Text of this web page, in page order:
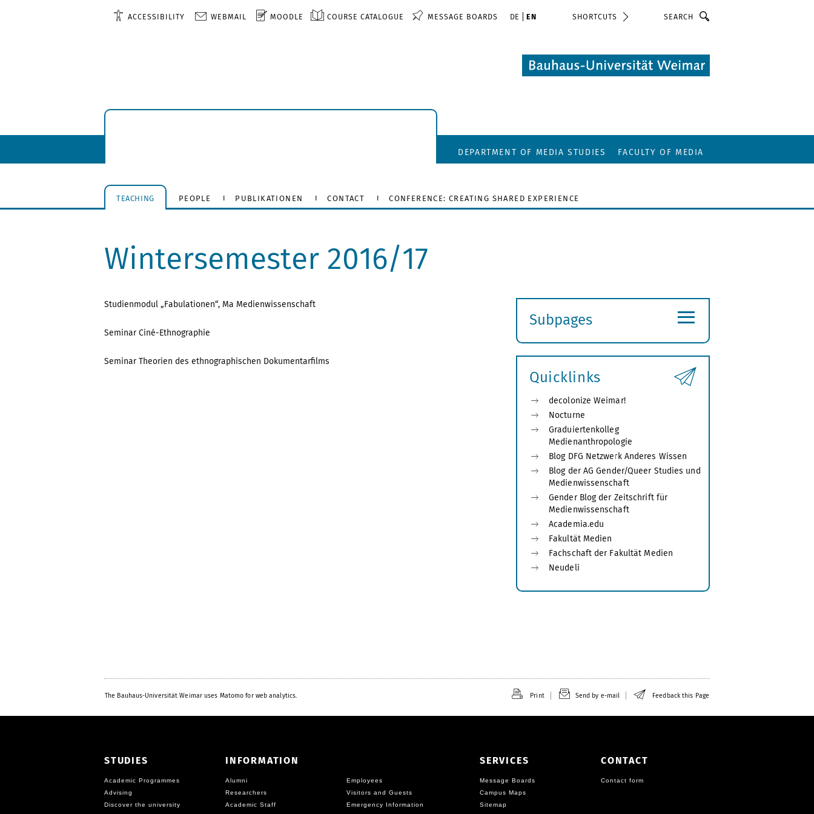
ACCESSIBILITY WEBMAIL MOODLE COURSE CATALOGUE MESSAGE BOARDS DE EN SHORTCUTS
DEPARTMENT OF MEDIA STUDIES FACULTY OF MEDIA
TEACHING PEOPLE PUBLIKATIONEN CONTACT CONFERENCE: CREATING SHARED EXPERIENCE
Wintersemester 2016/17
Studienmodul „Fabulationen“, Ma Medienwissenschaft
Seminar Ciné-Ethnographie
Seminar Theorien des ethnographischen Dokumentarfilms
Subpages
submenu
≡
Quicklinks
decolonize Weimar!
Nocturne
Graduiertenkolleg
Medienanthropologie
Blog DFG Netzwerk Anderes Wissen
Blog der AG Gender/Queer Studies und
Medienwissenschaft
Gender Blog der Zeitschrift für
Medienwissenschaft
Academia.edu
Fakultät Medien
Fachschaft der Fakultät Medien
Neudeli
The Bauhaus-Universität Weimar uses Matomo for web analytics. Print Send by e-mail Feedback this Page
STUDIES
Academic Programmes
Advising
Discover the university
INFORMATION
Alumni
Employees
Researchers
Visitors and Guests
Academic Staff
Emergency Information
SERVICES
Message Boards
Campus Maps
Sitemap
CONTACT
Contact form